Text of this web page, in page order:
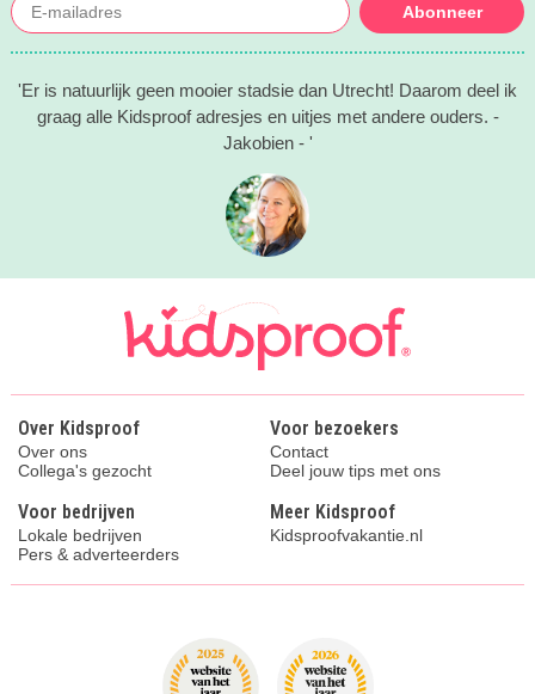
Abonneer
'Er is natuurlijk geen mooier stadsie dan Utrecht! Daarom deel ik
graag alle Kidsproof adresjes en uitjes met andere ouders. -
Jakobien - '
Over Kidsproof
Over ons
Collega's gezocht
Voor bezoekers
Contact
Deel jouw tips met ons
Voor bedrijven
Lokale bedrijven
Pers & adverteerders
Meer Kidsproof
Kidsproofvakantie.nl